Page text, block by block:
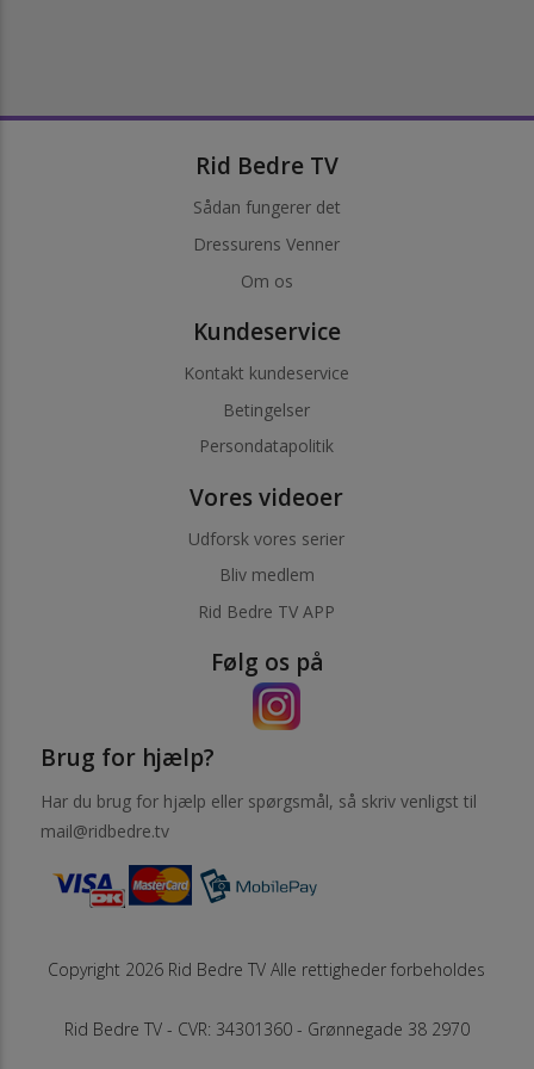
Rid Bedre TV
Sådan fungerer det
Dressurens Venner
Om os
Kundeservice
Kontakt kundeservice
Betingelser
Persondatapolitik
Vores videoer
Udforsk vores serier
Bliv medlem
Rid Bedre TV APP
Følg os på
Brug for hjælp?
Har du brug for hjælp eller spørgsmål, så skriv venligst til
mail@ridbedre.tv
Copyright 2026 Rid Bedre TV Alle rettigheder forbeholdes
Rid Bedre TV - CVR: 34301360 - Grønnegade 38 2970